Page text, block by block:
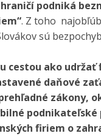
podniká
. Z toho
sú
cestou ako
daňové
zákony,
podnikateľské
firiem o